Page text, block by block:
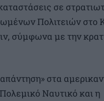
σε
Πολιτειών στο
σύμφωνα με την
στα
Ναυτικό και η